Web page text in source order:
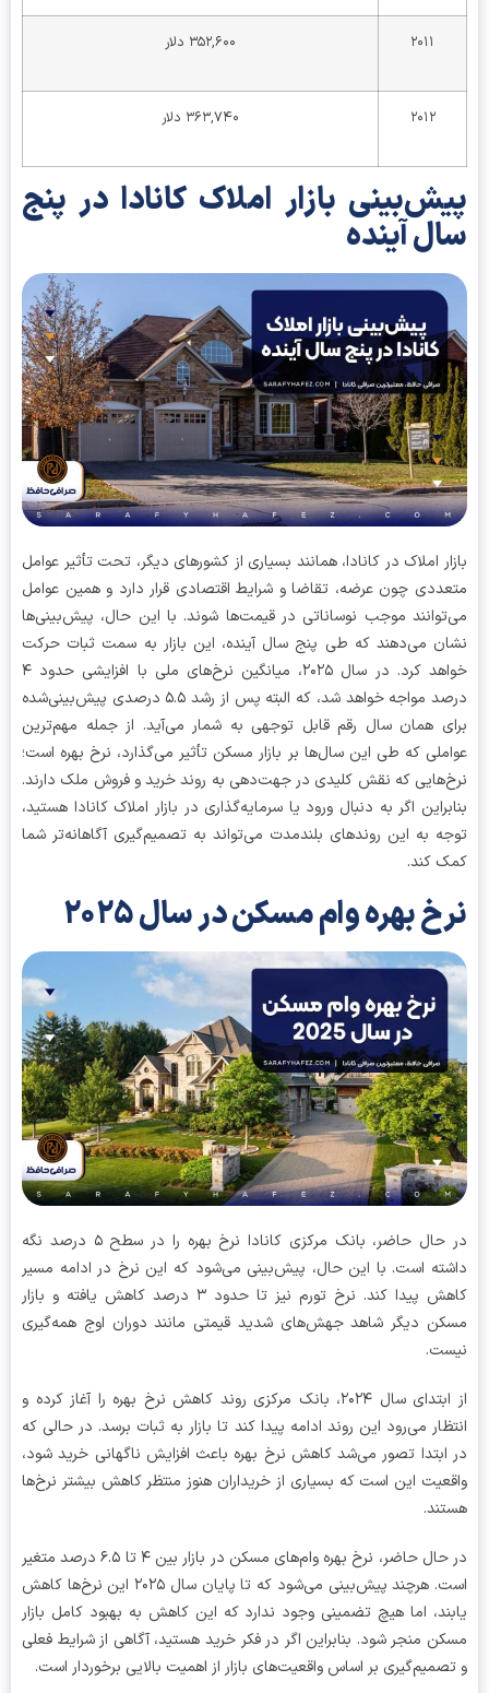
۳۵۲,۶۰۰ دلار
۳۶۳,۷۴۰ دلار
بازار املاک کانادا در پنج
آینده
املاک در کانادا، همانند بسیاری از کشورهای دیگر، تحت تأثیر عوامل
چون عرضه، تقاضا و شرایط اقتصادی قرار دارد و همین عوامل
موجب نوساناتی در قیمت‌ها شوند. با این حال، پیش‌بینی‌ها
می‌دهند که طی پنج سال آینده، این بازار به سمت ثبات حرکت
خواهد کرد. در سال ۲۰۲۵، میانگین نرخ‌های ملی با افزایشی حدود ۴
درصد مواجه خواهد شد، که البته پس از رشد ۵.۵ درصدی پیش‌بینی‌شده
همان سال رقم قابل توجهی به شمار می‌آید. از جمله مهم‌ترین
که طی این سال‌ها بر بازار مسکن تأثیر می‌گذارد، نرخ بهره است؛
که نقش کلیدی در جهت‌دهی به روند خرید و فروش ملک دارند.
اگر به دنبال ورود یا سرمایه‌گذاری در بازار املاک کانادا هستید،
به این روندهای بلندمدت می‌تواند به تصمیم‌گیری آگاهانه‌تر شما
کند.
بهره وام مسکن در سال ۲۰۲۵
در حال حاضر، بانک مرکزی کانادا نرخ بهره را در سطح ۵ درصد نگه
است. با این حال، پیش‌بینی می‌شود که این نرخ در ادامه مسیر
کاهش پیدا کند. نرخ تورم نیز تا حدود ۳ درصد کاهش یافته و بازار
دیگر شاهد جهش‌های شدید قیمتی مانند دوران اوج همه‌گیری
از ابتدای سال ۲۰۲۴، بانک مرکزی روند کاهش نرخ بهره را آغاز کرده و
می‌رود این روند ادامه پیدا کند تا بازار به ثبات برسد. در حالی که
تصور می‌شد کاهش نرخ بهره باعث افزایش ناگهانی خرید شود،
این است که بسیاری از خریداران هنوز منتظر کاهش بیشتر نرخ‌ها
در حال حاضر، نرخ بهره وام‌های مسکن در بازار بین ۴ تا ۶.۵ درصد متغیر
است. هرچند پیش‌بینی می‌شود که تا پایان سال ۲۰۲۵ این نرخ‌ها کاهش
اما هیچ تضمینی وجود ندارد که این کاهش به بهبود کامل بازار
منجر شود. بنابراین اگر در فکر خرید هستید، آگاهی از شرایط فعلی
بر اساس واقعیت‌های بازار از اهمیت بالایی برخوردار است.